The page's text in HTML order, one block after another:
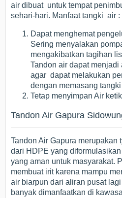
air dibuat untuk tempat
sehari-hari. Manfaat tangki air :
Dapat menghemat
Sering menyalakan
mengakibatkan tagihan
Tandon air dapat
agar dapat melakukan
dengan memasang tangki
Tetap menyimpan Air
Tandon Air Gapura
Tandon Air Gapura merupakan
dari HDPE yang
yang aman untuk masyarakat.
membuat irit karena mampu
air biarpun dari aliran pusat
banyak dimanfaatkan di